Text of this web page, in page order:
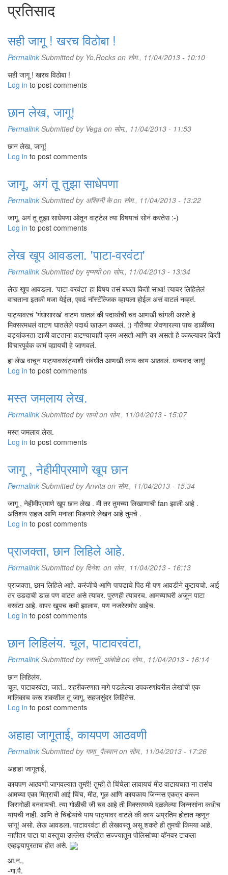
प्रतिसाद
सही जागू ! खरच विठोबा !
Permalink Submitted by Yo.Rocks on सोम., 11/04/2013 - 10:10
सही जागू ! खरच विठोबा !
Log in to post comments
छान लेख, जागू!
Permalink Submitted by Vega on सोम., 11/04/2013 - 11:53
छान लेख, जागू!
Log in to post comments
जागू, अगं तू तुझा साधेपणा
Permalink Submitted by अश्विनी केon सोम., 11/04/2013 - 13:22
जागू, अगं तू तुझा साधेपणा ओतून वाट्टेल त्या विषयाचं सोनं करतेस :-)
Log in to post comments
लेख खूप आवडला. 'पाटा-वरवंटा'
Permalink Submitted by मृण्मयीon सोम., 11/04/2013 - 13:34
लेख खूप आवडला. 'पाटा-वरवंटा' हा विषय तसं बघता किती साधा! त्यावर लिहिलेलं
वाचताना इतकी मजा येईल, एवढं नॉस्टॅल्जिक व्हायला होईल असं वाटलं नव्हतं.
पाट्यावरचं 'गंधासारखं' वाटण घातलं की पदार्थाची चव आणखी चांगली असते हे
मिक्सरमधलं वाटण घातलेले पदार्थ खाऊन कळलं. :) गौरीच्या जेवणारल्या पाच डाळींच्या
वड्यांकरता डाळी वाटताना वाटण्याचाही क्रम असतो आणि का असतो हे कळल्यावर किती
विचारपूर्वक कामं व्ह्यायची हे जाणवलं.
हा लेख वाचून पाट्यावरवंट्याशी संबंधीत आणखी काय काय आठवलं. धन्यवाद जागू!
Log in to post comments
मस्त जमलाय लेख.
Permalink Submitted by सायोon सोम., 11/04/2013 - 15:07
मस्त जमलाय लेख.
Log in to post comments
जागू , नेहीमीप्रमाणे खूप छान
Permalink Submitted byAnvita on सोम., 11/04/2013 - 15:34
जागू , नेहीमीप्रमाणे खूप छान लेख . मी तर तुमच्या लिखाणाची fan झाली आहे .
अतिशय सहज आणि मनाला भिडणारे लेखन आहे तुमचे .
Log in to post comments
प्राजक्ता, छान लिहिले आहे.
Permalink Submitted by दिनेश. on सोम., 11/04/2013 - 16:13
प्राजक्ता, छान लिहिले आहे. करंजीचे आणि पापडाचे पिठ मी पण आवडीने कुटायचो. आई
तर उडदाची डाळ पण वाटत असे त्यावर. पुरणही त्यावरच. आमच्याघरी अजून पाटा
वरवंटा आहे. वापर खुपच कमी झालाय, पण नजरेसमोर आहेच.
Log in to post comments
छान लिहिलंय. चूल, पाटावरवंटा,
Permalink Submitted by स्वाती_आंबोळेon सोम., 11/04/2013 - 16:14
छान लिहिलंय.
चूल, पाटावरवंटा, जातं.. शहरीकरणात मागे पडलेल्या उपकरणांवरील लेखांची एक
मालिकाच करू शकशील तू जागू. सहजसुंदर लिहितेस.
Log in to post comments
अहाहा जागूताई, कायपण आठवणी
Permalink Submitted by गामा_पैलवानon सोम., 11/04/2013 - 17:26
अहाहा जागूताई,
कायपण आठवणी जागवल्यात तुम्ही! तुम्ही ते चिंचेला लावायचं मीठ वाटायचात ना तसंच
आमच्या एका मित्राची आई चिंच, मीठ, गूळ आणि कायकाय जिन्नस एकत्र करून
जिरागोळी बनवायची. त्या गोळीची जी चव आहे ती मिक्सरमध्ये दळलेल्या जिन्नसांना कधीच
यायची नाही. आणि ते चिंबोर्‍यांचे पाय पाट्यावर वाटले की काय अप्रतिम होतात म्हणून
सांगू! असो. लेख आवडला. पाटावरवंटा ही लेखवस्तू असू शकते ही तुमची किमया आहे.
नाहीतर पाटा या वस्तूचा उल्लेख दंगलीत सज्ज्यातून पोलिसांच्या व्हॅनवर टाकला
एव्हढ्यापुरताच होत असे.
आ.न.,
-गा.पै.